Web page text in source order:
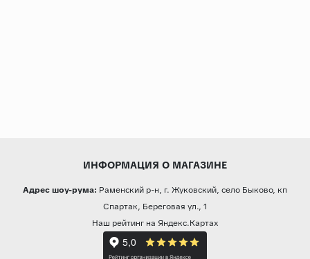
ИНФОРМАЦИЯ О МАГАЗИНЕ
Адрес шоу-рума: Раменский р-н, г. Жуковский, село Быково, кп
Спартак, Береговая ул., 1
Наш рейтинг на Яндекс.Картах